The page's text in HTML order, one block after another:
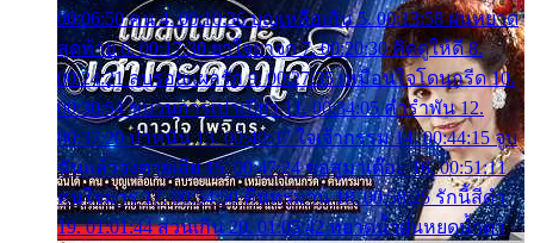
00:06:50 คน 4. 00:10:36 บุญเหลือเกิน 5. 00:13:58 ฝนหยาด
สุดท้าย 6. 00:17:30 ยาใจยาจก 7. 00:20:30 คิดดูให้ดี 8.
00:24:21 ลบรอยแผลรัก 9. 00:27:35 เหมือนใจโดนกรีด 10.
00:30:54 ขบวนการเปาเปียว 11. 00:34:05 คำรำพัน 12.
00:37:20 ปาหนัน 13. 00:40:37 ใจเจ้ากรรม 14. 00:44:15 จูบ
ฉันแล้วจงตายเสีย 15. 00:47:24 ขอสูมาเต๊อะ 16. 00:51:11
คนใจมาร 17. 00:54:50 คืนทรมาน 18. 00:58:25 รักนี้สีดำ
19. 01:01:44 ส่วนเกิน 20. 01:05:42 หยาดน้ำฝนหยดน้ำตา